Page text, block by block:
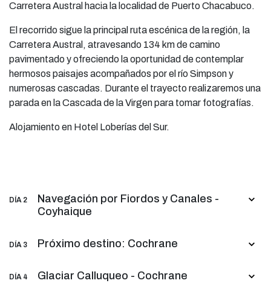
Carretera Austral hacia la localidad de Puerto Chacabuco.
El recorrido sigue la principal ruta escénica de la región, la
Carretera Austral, atravesando 134 km de camino
pavimentado y ofreciendo la oportunidad de contemplar
hermosos paisajes acompañados por el río Simpson y
numerosas cascadas. Durante el trayecto realizaremos una
parada en la Cascada de la Virgen para tomar fotografías.
Alojamiento en Hotel Loberías del Sur.
DÍA 2
Navegación por Fiordos y Canales -
Coyhaique
DÍA 3 Próximo destino: Cochrane
DÍA 4 Glaciar Calluqueo - Cochrane